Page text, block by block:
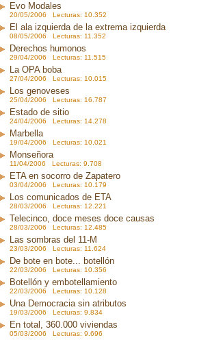
Evo Modales
20/05/2006 Lecturas: 10.352
El ala izquierda de la extrema izquierda
08/05/2006 Lecturas: 11.352
Derechos humonos
29/04/2006 Lecturas: 11.515
La OPA boba
27/04/2006 Lecturas: 10.015
Los genoveses
25/04/2006 Lecturas: 16.787
Estado de sitio
24/04/2006 Lecturas: 14.278
Marbella
19/04/2006 Lecturas: 10.021
Monseñora
11/04/2006 Lecturas: 9.708
ETA en socorro de Zapatero
03/04/2006 Lecturas: 10.179
Los comunicados de ETA
28/03/2006 Lecturas: 12.221
Telecinco, doce meses doce causas
28/03/2006 Lecturas: 12.485
Las sombras del 11-M
23/03/2006 Lecturas: 11.624
De bote en bote... botellón
22/03/2006 Lecturas: 10.356
Botellón y embotellamiento
22/03/2006 Lecturas: 10.128
Una Democracia sin atributos
19/03/2006 Lecturas: 9.834
En total, 360.000 viviendas
05/03/2006 Lecturas: 9.696